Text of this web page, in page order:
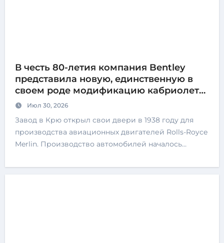
В честь 80-летия компания Bentley
представила новую, единственную в
своем роде модификацию кабриолета
Continental GTC 2027 года
Июл 30, 2026
Завод в Крю открыл свои двери в 1938 году для
производства авиационных двигателей Rolls-Royce
Merlin. Производство автомобилей началось…